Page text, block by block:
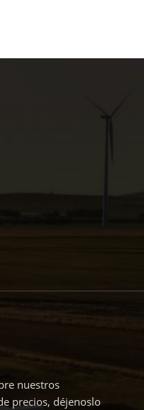
nuestros
precios, déjenoslo